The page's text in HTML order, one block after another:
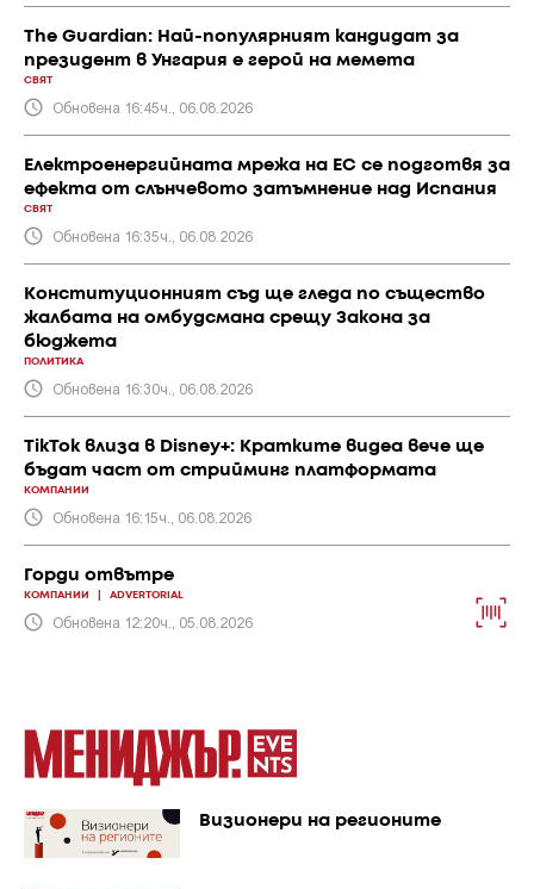
The Guardian: Най-популярният кандидат за
президент в Унгария е герой на мемета
СВЯТ
Обновена 16:45ч., 06.08.2026
Електроенергийната мрежа на ЕС се подготвя за
ефекта от слънчевото затъмнение над Испания
СВЯТ
Обновена 16:35ч., 06.08.2026
Конституционният съд ще гледа по същество
жалбата на омбудсмана срещу Закона за
бюджета
ПОЛИТИКА
Обновена 16:30ч., 06.08.2026
TikTok влиза в Disney+: Кратките видеа вече ще
бъдат част от стрийминг платформата
КОМПАНИИ
Обновена 16:15ч., 06.08.2026
Горди отвътре
КОМПАНИИ ADVERTORIAL
Обновена 12:20ч., 05.08.2026
Визионери на регионите